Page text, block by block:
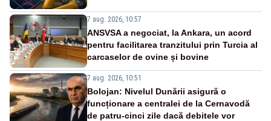
7 aug. 2026, 10:57
ANSVSA a negociat, la Ankara, un acord
pentru facilitarea tranzitului prin Turcia al
carcaselor de ovine și bovine
7 aug. 2026, 10:51
Bolojan: Nivelul Dunării asigură o
funcționare a centralei de la Cernavodă
de patru-cinci zile dacă debitele vor